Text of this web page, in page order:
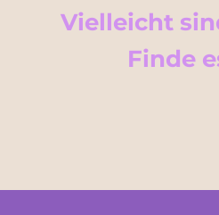
Vielleicht
Finde